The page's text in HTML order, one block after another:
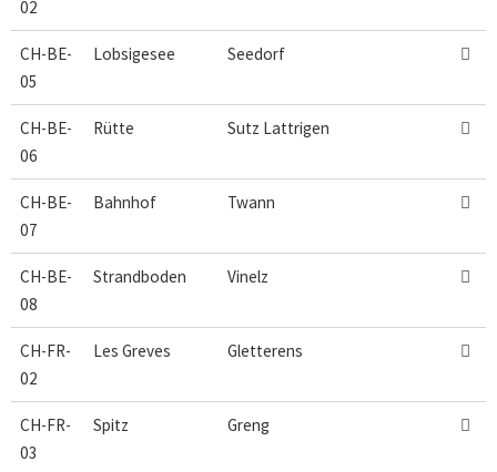
02
CH-BE-
05
Lobsigesee Seedorf 
CH-BE-
06
Rütte Sutz Lattrigen 
CH-BE-
07
Bahnhof Twann 
CH-BE-
08
Strandboden Vinelz 
CH-FR-
02
Les Greves Gletterens 
CH-FR-
03
Spitz Greng 